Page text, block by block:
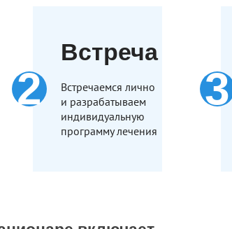
Встреча
Встречаемся лично
и разрабатываем
индивидуальную
программу лечения